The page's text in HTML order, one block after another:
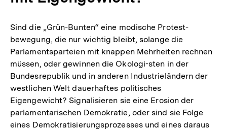
Sind die „Grün-Bunten“ eine modische Protest-
bewegung, die nur wichtig bleibt, solange die
Parlamentsparteien mit knappen Mehrheiten rechnen
müssen, oder gewinnen die Okologi-sten in der
Bundesrepublik und in anderen Industrieländern der
westlichen Welt dauerhaftes politisches
Eigengewicht? Signalisieren sie eine Erosion der
parlamentarischen Demokratie, oder sind sie Folge
eines Demokratisierungsprozesses und eines daraus